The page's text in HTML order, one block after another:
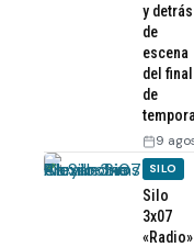
y detrás
de
escena
del final
de
9
SILO
Silo
3x07